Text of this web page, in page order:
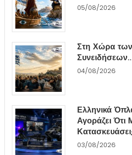
05/08/2026
Στη Χώρα των
Συνειδήσεων..
04/08/2026
Ελληνικά
Αγοράζει Ότι
03/08/2026